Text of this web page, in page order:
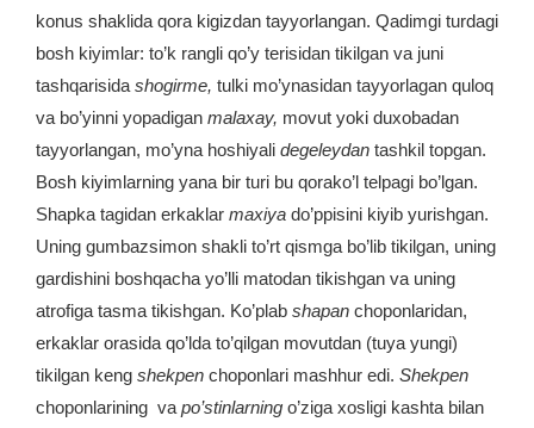
konus shaklida qora kigizdan tayyorlangan. Qadimgi turdagi
bosh kiyimlar: to’k rangli qo’y terisidan tikilgan va juni
tashqarisida shogirme, tulki mo’ynasidan tayyorlagan quloq
va bo’yinni yopadigan malaxay, movut yoki duxobadan
tayyorlangan, mo’yna hoshiyali degeleydan tashkil topgan.
Bosh kiyimlarning yana bir turi bu qorako’l telpagi bo’lgan.
Shapka tagidan erkaklar maxiya do’ppisini kiyib yurishgan.
Uning gumbazsimon shakli to’rt qismga bo’lib tikilgan, uning
gardishini boshqacha yo’lli matodan tikishgan va uning
atrofiga tasma tikishgan. Ko’plab shapan choponlaridan,
erkaklar orasida qo’lda to’qilgan movutdan (tuya yungi)
tikilgan keng shekpen choponlari mashhur edi. Shekpen
choponlarining va po’stinlarning o’ziga xosligi kashta bilan